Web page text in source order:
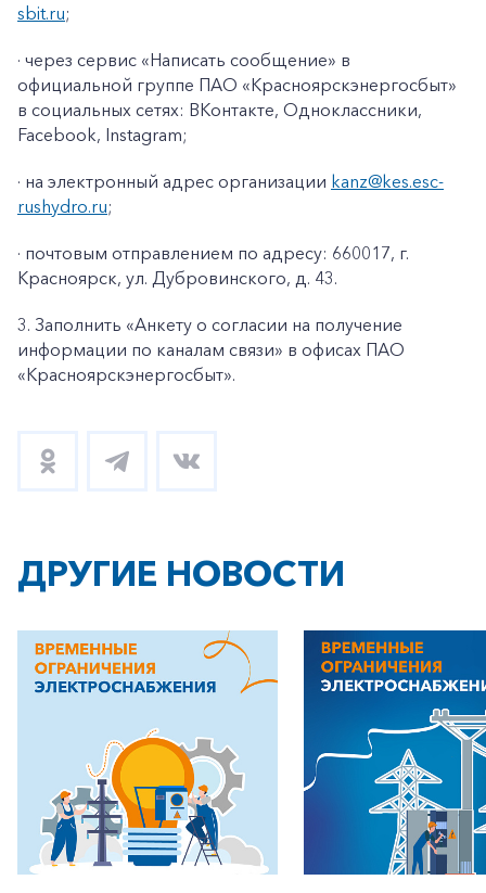
sbit.ru;
· через сервис «Написать сообщение» в
официальной группе ПАО «Красноярскэнергосбыт»
в социальных сетях: ВКонтакте, Одноклассники,
Facebook, Instagram;
· на электронный адрес организации kanz@kes.esc-
rushydro.ru;
· почтовым отправлением по адресу: 660017, г.
Красноярск, ул. Дубровинского, д. 43.
3. Заполнить «Анкету о согласии на получение
информации по каналам связи» в офисах ПАО
«Красноярскэнергосбыт».
ДРУГИЕ НОВОСТИ